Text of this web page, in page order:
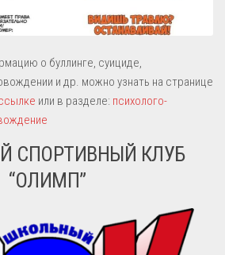
о буллинге, суициде,
и др. можно узнать на странице
или в разделе: психолого-
СПОРТИВНЫЙ КЛУБ
“ОЛИМП”